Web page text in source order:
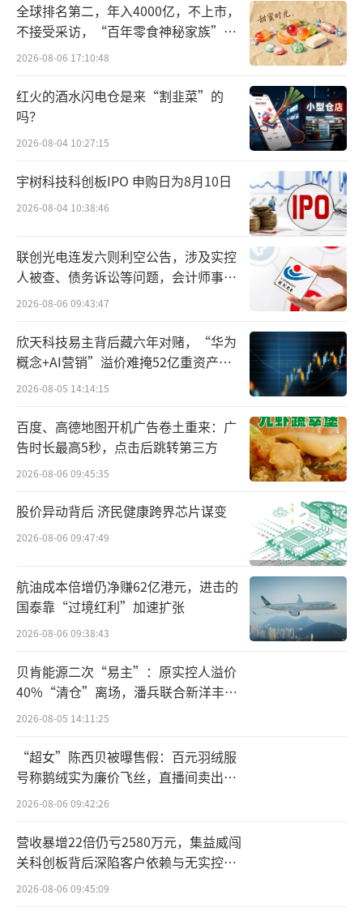
除了国内仿制药的压力之外，各地对集采
未中选品种的管理方式也影响原研药的销售。
在第九批国家带量采购中选药品中，4款国产盐
酸托莫西汀胶囊中选，9款国产盐酸托莫西汀口
服溶液中选。对于未中选的礼来原研胶囊和口
服溶液产品，河北这次就以“定价不符合同厂
家差比价、定价高于上海红线”为由，认定为
不符合挂网条件。
4月16日，河北省医用药品器械集采中心发
布的《关于公示第九批国家集采同通用名未中
选药品的通知》，将集采未中选品种分为三
类：符合挂网的药品、中选外省不符合挂网条
件的、以及未中选不符合挂网条件的药品。其
中，未中选不符合挂网条件的药品有110个，其
中就包括了礼来上述托莫西汀制剂。
这次河北处理未中选药品挂网主要还是与
价格有关。据健识局整理，未中选药品不符合
挂网条件的原因主要包括1、不符合同厂家差比
价；2、高于过评价格；3、高于上海红线价。
以“价格高于上海红线价”为由不符合挂
款药物相信很多家长都会熟悉。2023年9月份开
始一轮支原体感染，让不少家长对“进口阿奇
霉素”趋之若鹜。
全球排名第二，年入4000亿，不上市，
不接受采访，“百年零食神秘家族”浮
出水面？
2026-08-06 17:10:48
红火的酒水闪电仓是来“割韭菜”的
吗？
2026-08-04 10:27:15
宇树科技科创板IPO 申购日为8月10日
2026-08-04 10:38:46
联创光电连发六则利空公告，涉及实控
人被查、债务诉讼等问题，会计师事务
所曾出具“保留意见”
2026-08-06 09:43:47
欣天科技易主背后藏六年对赌，“华为
概念+AI营销”溢价难掩52亿重资产考
验
2026-08-05 14:14:15
百度、高德地图开机广告卷土重来：广
告时长最高5秒，点击后跳转第三方
2026-08-06 09:45:35
股价异动背后 济民健康跨界芯片谋变
2026-08-06 09:47:49
航油成本倍增仍净赚62亿港元，进击的
国泰靠“过境红利”加速扩张
2026-08-06 09:38:43
贝肯能源二次“易主”：原实控人溢价
40%“清仓”离场，潘兵联合新洋丰、
宏科百世拟入主
2026-08-05 14:11:25
“超女”陈西贝被曝售假：百元羽绒服
号称鹅绒实为廉价飞丝，直播间卖出超
百万元
2026-08-06 09:42:26
营收暴增22倍仍亏2580万元，集益威闯
关科创板背后深陷客户依赖与无实控人
困局
2026-08-06 09:45:09